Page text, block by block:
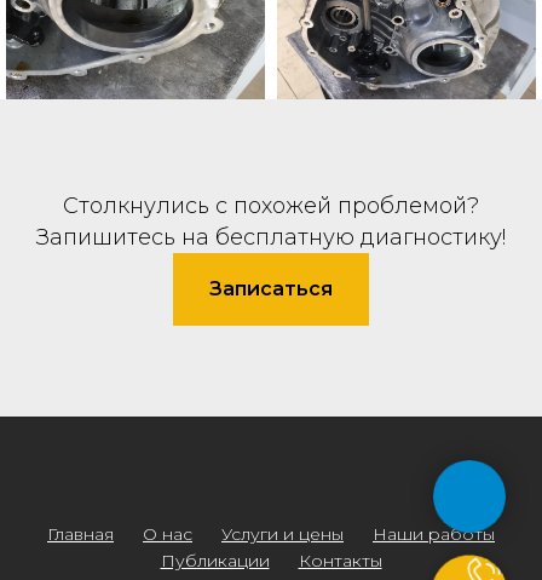
Столкнулись с похожей проблемой?
Запишитесь на бесплатную диагностику!
Записаться
Главная О нас Услуги и цены
Наши работы
Публикации
Контакты